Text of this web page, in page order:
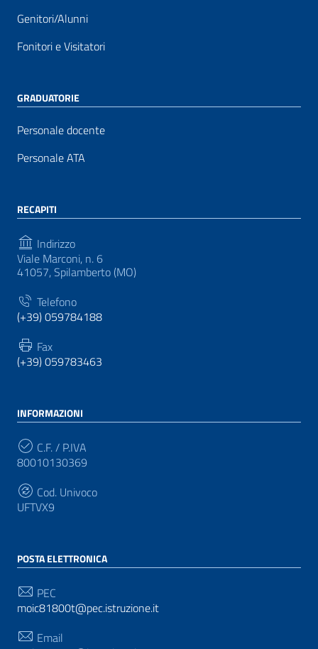
Genitori/Alunni
Fonitori e Visitatori
GRADUATORIE
Personale docente
Personale ATA
RECAPITI
Indirizzo
Viale Marconi, n. 6
41057, Spilamberto (MO)
Telefono
(+39) 059784188
Fax
(+39) 059783463
INFORMAZIONI
C.F. / P.IVA
80010130369
Cod. Univoco
UFTVX9
POSTA ELETTRONICA
PEC
moic81800t@pec.istruzione.it
Email